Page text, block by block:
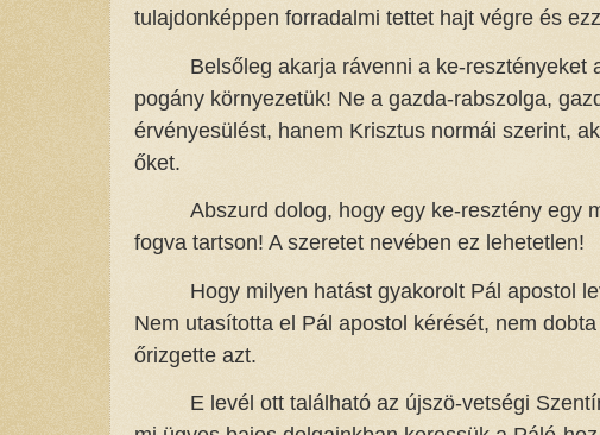
tulajdonképpen forradalmi tettet hajt végre és
Belsőleg akarja rávenni a ke-
pogány környezetük! Ne a gazda-rabszolga,
érvényesülést, hanem Krisztus normái szerint,
őket.
Abszurd dolog, hogy egy ke-resztény egy
fogva tartson! A szeretet nevében ez lehetetlen!
Hogy milyen hatást gyakorolt Pál apostol
Nem utasította el Pál apostol kérését, nem
őrizgette azt.
E levél ott található az újszö-vetségi